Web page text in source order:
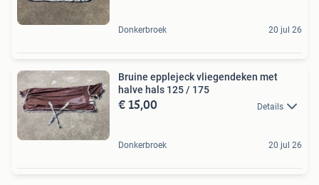
Donkerbroek 20 jul 26
Bruine epplejeck vliegendeken met
halve hals 125 / 175
€ 15,00 Details
Donkerbroek 20 jul 26